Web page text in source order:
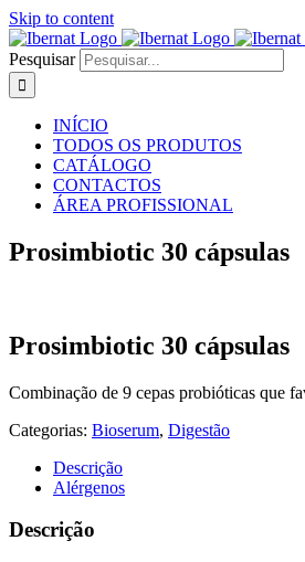
Skip to content
Pesquisar
INÍCIO
TODOS OS PRODUTOS
CATÁLOGO
CONTACTOS
ÁREA PROFISSIONAL
Prosimbiotic 30 cápsulas
Prosimbiotic 30 cápsulas
Combinação de 9 cepas probióticas que
Categorias: Bioserum, Digestão
Descrição
Alérgenos
Descrição